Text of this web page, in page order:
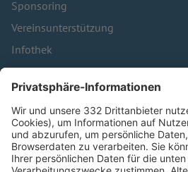
Sponsoring
Vereinsunterstützung
Infothek
Kontakt
HÄUFIG BESUCHTE SEITEN
Pässe und Vereinswechsel
Trainerausbildung